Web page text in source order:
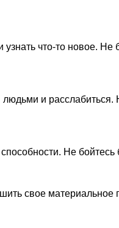
что-то новое. Не
и расслабиться.
Не
свое